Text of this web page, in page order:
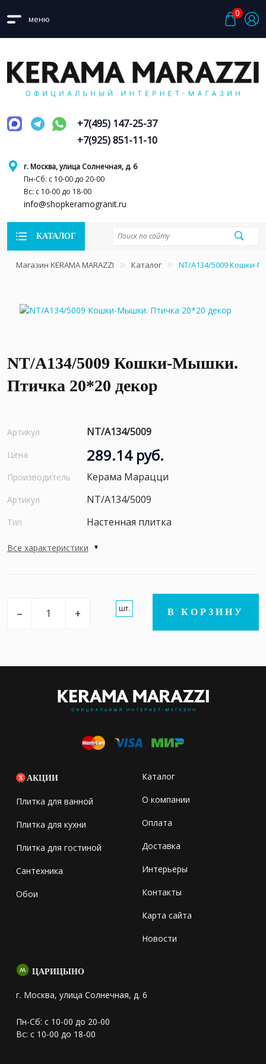
меню
0
г. Москва, улица Солнечная, д. 6
Пн-Сб: с 10-00 до 20-00
Вс: с 10-00 до 18-00
info@shopkeramogranit.ru
+7(495) 147-25-37
+7(925) 851-11-10
КАТАЛОГ
Магазин KERAMA MARAZZI Каталог NT/A134/5009 Кошки-
NT/A134/5009 Кошки-Мышки.
Птичка 20*20 декор
Артикул NT/A134/5009
Цена 289.14 руб.
Производитель Керама Марацци
Артикул NT/A134/5009
Тип Настенная плитка
Все характеристики
– + шт. В КОРЗИНУ
АКЦИИ
Плитка для ванной
Плитка для кухни
Плитка для гостиной
Сантехника
Обои
Каталог
О компании
Оплата
Доставка
Интерьеры
Контакты
Карта сайта
Новости
ЦАРИЦЫНО
г. Москва, улица Солнечная, д. 6
Пн-Сб: с 10-00 до 20-00
Вс: с 10-00 до 18-00